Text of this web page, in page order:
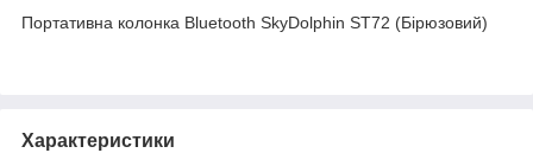
Портативна колонка Bluetooth SkyDolphin ST72 (Бірюзовий)
Характеристики